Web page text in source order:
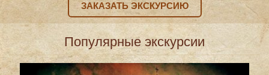
ЗАКАЗАТЬ ЭКСКУРСИЮ
Популярные экскурсии